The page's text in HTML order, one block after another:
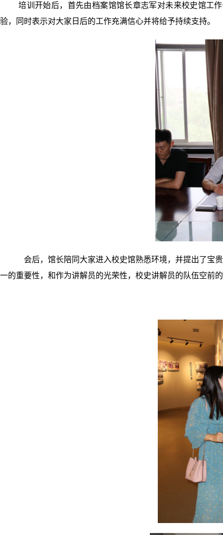
培训开始后，首先由档案馆馆长章志军对未来校史馆工
验，同时表示对大家日后的工作充满信心并将给予持续支持。
会后，馆长陪同大家进入校史馆熟悉环境，并提出了宝
一的重要性，和作为讲解员的光荣性，校史讲解员的队伍空前